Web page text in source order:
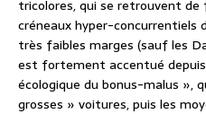
tricolores, qui se retrouvent
créneaux hyper-
très faibles marges (sauf les
est fortement accentué
écologique du bonus-malus »,
grosses » voitures, puis les